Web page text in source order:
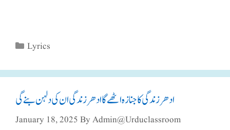
Categories
Lyrics
ادھر زندگی کا جنازہ اٹھے گاادھر زندگی ان کی دلہن بنے گی
January 18, 2025 ByAdmin@urduclassroom